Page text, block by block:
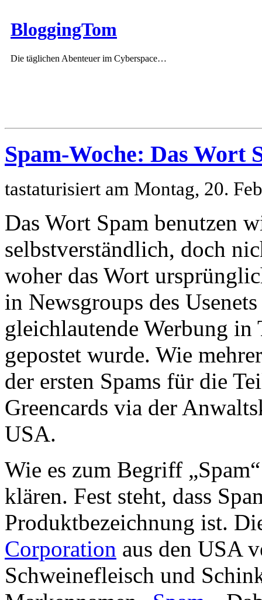
BloggingTom
Die täglichen Abenteuer im Cyberspace…
Spam-Woche: Das Wort
tastaturisiert am Montag, 20.
Das Wort Spam benutzen
selbstverständlich, doch
woher das Wort
in Newsgroups des
gleichlautende Werbung in
gepostet wurde. Wie
der ersten Spams für die
Greencards via der
USA.
Wie es zum Begriff
klären. Fest steht, dass
Produktbezeichnung ist.
Corporation aus den USA
Schweinefleisch und